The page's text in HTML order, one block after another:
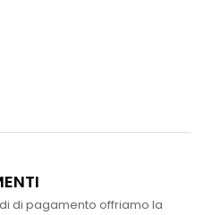
di pagamento offriamo la